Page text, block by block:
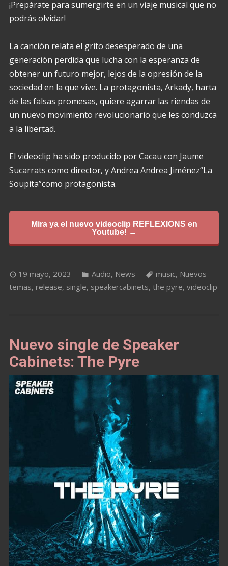
¡Prepárate para sumergirte en un viaje musical que no
podrás olvidar!
La canción relata el grito desesperado de una
generación perdida que lucha con la esperanza de
obtener un futuro mejor, lejos de la opresión de la
sociedad en la que vive. La protagonista, Arkady, harta
de las falsas promesas, quiere agarrar las riendas de
un nuevo movimiento revolucionario que les conduzca
a la libertad.
El videoclip ha sido producido por Cacau con Jaume
Sucarrats como director, y Andrea Andrea Jiménez“La
Soupita”como protagonista.
Mira ya el nuevo videoclip REFLEXIONS en
Youtube! →
19 mayo, 2023 Audio, News music, Nuevos
temas, release, single, speakercabinets, the pyre, videoclip
Nuevo single de Speaker
Cabinets: The Pyre